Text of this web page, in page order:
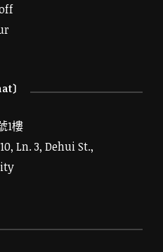
〕
1樓
Ln. 3, Dehui St.,